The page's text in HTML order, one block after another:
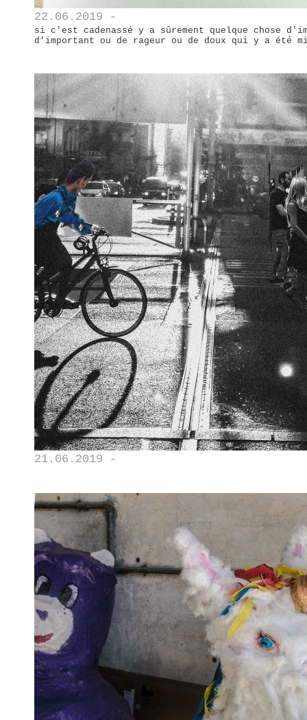
22.06.2019 -
si c'est cadenassé y a sûrement quelque chose
d'important ou de rageur ou de doux qui y a été
21.06.2019 -